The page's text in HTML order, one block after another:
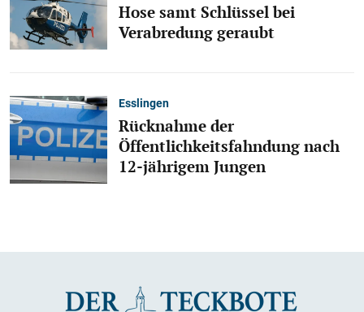
Hose samt Schlüssel bei
Verabredung geraubt
Esslingen
Rücknahme der
Öffentlichkeitsfahndung nach
12-jährigem Jungen